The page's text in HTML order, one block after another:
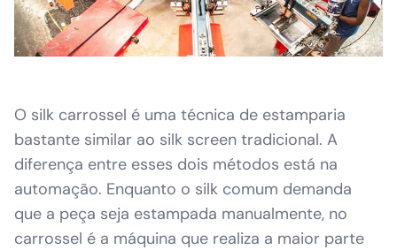
O silk carrossel é uma técnica de estamparia
bastante similar ao silk screen tradicional. A
diferença entre esses dois métodos está na
automação. Enquanto o silk comum demanda
que a peça seja estampada manualmente, no
carrossel é a máquina que realiza a maior parte